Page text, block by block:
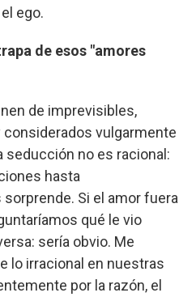
ego.
de esos "amores
de imprevisibles,
vulgarmente
seducción no es racional:
hasta
Si el amor fuera
qué le vio
sería obvio. Me
lo irracional en nuestras
por la razón, el